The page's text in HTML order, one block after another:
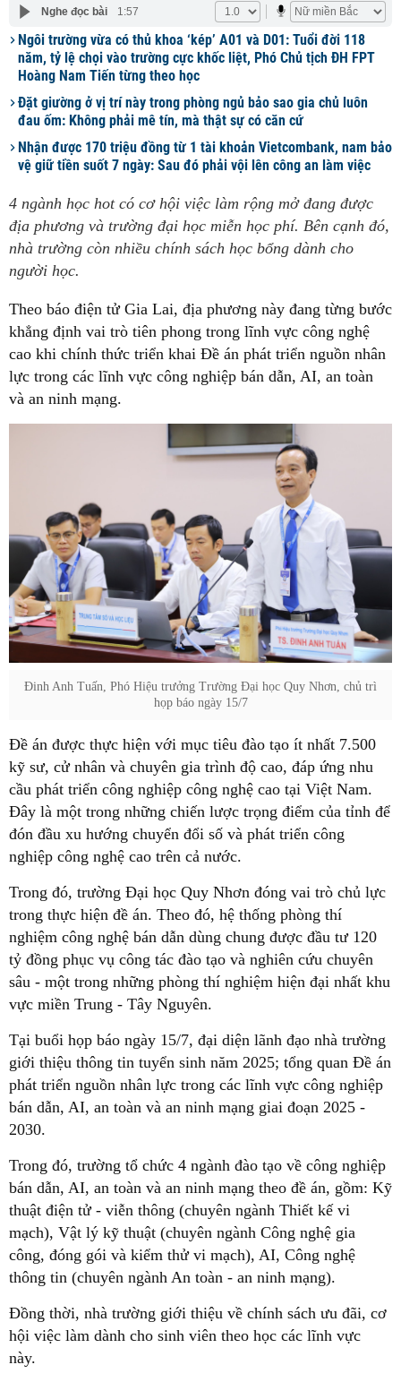
Nghe đọc bài 1:57
Ngôi trường vừa có thủ khoa ‘kép’ A01 và D01: Tuổi đời 118
năm, tỷ lệ chọi vào trường cực khốc liệt, Phó Chủ tịch ĐH FPT
Hoàng Nam Tiến từng theo học
Đặt giường ở vị trí này trong phòng ngủ bảo sao gia chủ luôn
đau ốm: Không phải mê tín, mà thật sự có căn cứ
Nhận được 170 triệu đồng từ 1 tài khoản Vietcombank, nam bảo
vệ giữ tiền suốt 7 ngày: Sau đó phải vội lên công an làm việc
4 ngành học hot có cơ hội việc làm rộng mở đang được
địa phương và trường đại học miễn học phí. Bên cạnh đó,
nhà trường còn nhiều chính sách học bổng dành cho
người học.
Theo báo điện tử Gia Lai, địa phương này đang từng bước
khẳng định vai trò tiên phong trong lĩnh vực công nghệ
cao khi chính thức triển khai Đề án phát triển nguồn nhân
lực trong các lĩnh vực công nghiệp bán dẫn, AI, an toàn
và an ninh mạng.
Đinh Anh Tuấn, Phó Hiệu trưởng Trường Đại học Quy Nhơn, chủ trì
họp báo ngày 15/7
Đề án được thực hiện với mục tiêu đào tạo ít nhất 7.500
kỹ sư, cử nhân và chuyên gia trình độ cao, đáp ứng nhu
cầu phát triển công nghiệp công nghệ cao tại Việt Nam.
Đây là một trong những chiến lược trọng điểm của tỉnh để
đón đầu xu hướng chuyển đổi số và phát triển công
nghiệp công nghệ cao trên cả nước.
Trong đó, trường Đại học Quy Nhơn đóng vai trò chủ lực
trong thực hiện đề án. Theo đó, hệ thống phòng thí
nghiệm công nghệ bán dẫn dùng chung được đầu tư 120
tỷ đồng phục vụ công tác đào tạo và nghiên cứu chuyên
sâu - một trong những phòng thí nghiệm hiện đại nhất khu
vực miền Trung - Tây Nguyên.
Tại buổi họp báo ngày 15/7, đại diện lãnh đạo nhà trường
giới thiệu thông tin tuyển sinh năm 2025; tổng quan Đề án
phát triển nguồn nhân lực trong các lĩnh vực công nghiệp
bán dẫn, AI, an toàn và an ninh mạng giai đoạn 2025 -
2030.
Trong đó, trường tổ chức 4 ngành đào tạo về công nghiệp
bán dẫn, AI, an toàn và an ninh mạng theo đề án, gồm: Kỹ
thuật điện tử - viễn thông (chuyên ngành Thiết kế vi
mạch), Vật lý kỹ thuật (chuyên ngành Công nghệ gia
công, đóng gói và kiểm thử vi mạch), AI, Công nghệ
thông tin (chuyên ngành An toàn - an ninh mạng).
Đồng thời, nhà trường giới thiệu về chính sách ưu đãi, cơ
hội việc làm dành cho sinh viên theo học các lĩnh vực
này.